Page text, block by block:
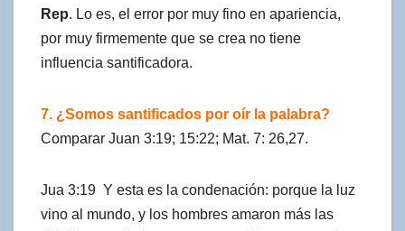
Rep. Lo es, el error por muy fino en apariencia,
por muy firmemente que se crea no tiene
influencia santificadora.
7. ¿Somos santificados por oír la palabra?
Comparar Juan 3:19; 15:22; Mat. 7: 26,27.
Jua 3:19 Y esta es la condenación: porque la luz
vino al mundo, y los hombres amaron más las